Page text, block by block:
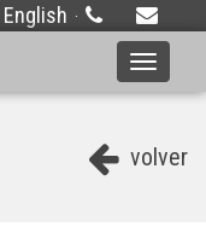
English ·
Toggle
volver